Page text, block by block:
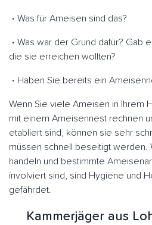
Was für Ameisen sind das?
Was war der Grund dafür? Gab
die sie erreichen wollten?
Haben Sie bereits ein
Wenn Sie viele Ameisen in Ihrem
mit einem Ameisennest rechnen
etabliert sind, können sie sehr
müssen schnell beseitigt werden.
handeln und bestimmte
involviert sind, sind Hygiene und
gefährdet.
Kammerjäger aus